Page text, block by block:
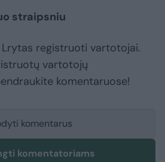
straipsniu
registruoti vartotojai.
vartotojų
komentaruose!
komentarus
komentatoriams